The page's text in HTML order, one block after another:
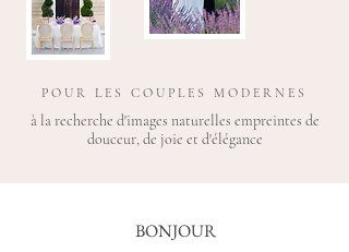
POUR LES COUPLES MODERNES
à la recherche d'images naturelles empreintes de
douceur, de joie et d'élégance
BONJOUR